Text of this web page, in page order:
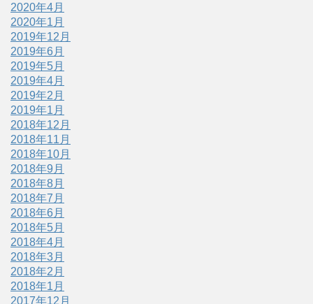
2020年4月
2020年1月
2019年12月
2019年6月
2019年5月
2019年4月
2019年2月
2019年1月
2018年12月
2018年11月
2018年10月
2018年9月
2018年8月
2018年7月
2018年6月
2018年5月
2018年4月
2018年3月
2018年2月
2018年1月
2017年12月